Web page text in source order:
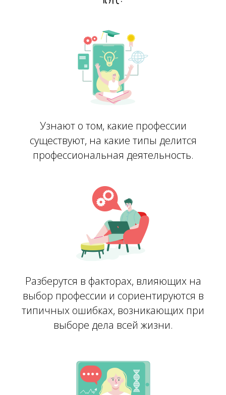
Узнают о том, какие профессии
существуют, на какие типы делится
профессиональная деятельность.
Разберутся в факторах, влияющих на
выбор профессии и сориентируются в
типичных ошибках, возникающих при
выборе дела всей жизни.